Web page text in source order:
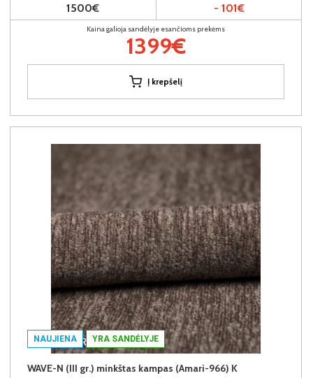
1500€ - 101€
Kaina galioja sandėlyje esančioms prekėms
1399€
Į krepšelį
NAUJIENA YRA SANDĖLYJE
WAVE-N (III gr.) minkštas kampas (Amari-966) K